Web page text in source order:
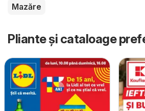
Mazăre
Pliante și cataloage